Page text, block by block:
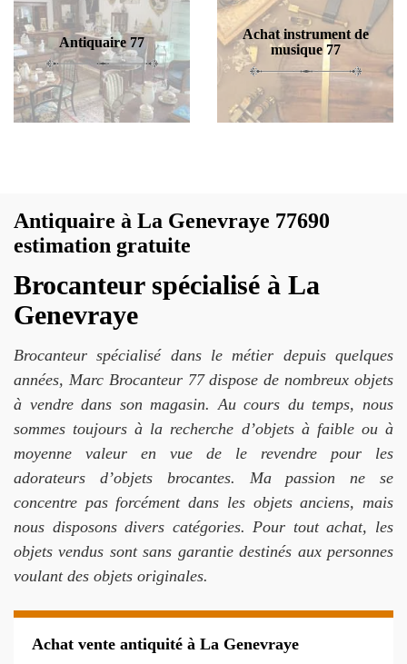
Antiquaire 77
Achat instrument de
musique 77
Antiquaire à La Genevraye 77690
estimation gratuite
Brocanteur spécialisé à La
Genevraye
Brocanteur spécialisé dans le métier depuis quelques
années, Marc Brocanteur 77 dispose de nombreux objets
à vendre dans son magasin. Au cours du temps, nous
sommes toujours à la recherche d’objets à faible ou à
moyenne valeur en vue de le revendre pour les
adorateurs d’objets brocantes. Ma passion ne se
concentre pas forcément dans les objets anciens, mais
nous disposons divers catégories. Pour tout achat, les
objets vendus sont sans garantie destinés aux personnes
voulant des objets originales.
Achat vente antiquité à La Genevraye